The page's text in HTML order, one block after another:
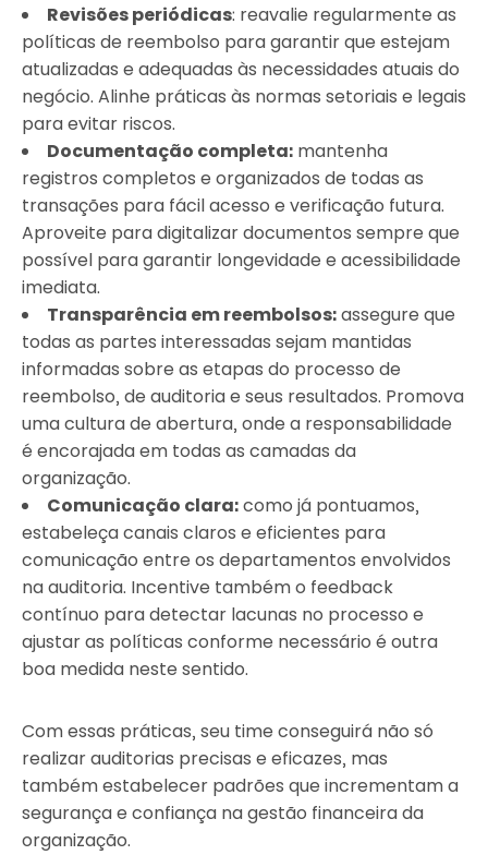
Revisões periódicas: reavalie regularmente as
políticas de reembolso para garantir que estejam
atualizadas e adequadas às necessidades atuais do
negócio. Alinhe práticas às normas setoriais e legais
para evitar riscos.
Documentação completa: mantenha
registros completos e organizados de todas as
transações para fácil acesso e verificação futura.
Aproveite para digitalizar documentos sempre que
possível para garantir longevidade e acessibilidade
imediata.
Transparência em reembolsos:assegure que
todas as partes interessadas sejam mantidas
informadas sobre as etapas do processo de
reembolso, de auditoria e seus resultados. Promova
uma cultura de abertura, onde a responsabilidade
é encorajada em todas as camadas da
organização.
Comunicação clara:como já pontuamos,
estabeleça canais claros e eficientes para
comunicação entre os departamentos envolvidos
na auditoria. Incentive também o feedback
contínuo para detectar lacunas no processo e
ajustar as políticas conforme necessário é outra
boa medida neste sentido.
Com essas práticas, seu time conseguirá não só
realizar auditorias precisas e eficazes, mas
também estabelecer padrões que incrementam a
segurança e confiança na gestão financeira da
organização.